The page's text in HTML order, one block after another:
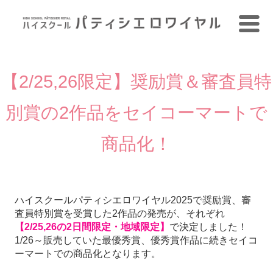
【2/25,26限定】奨励賞＆審査員特
別賞の2作品をセイコーマートで
商品化！
ハイスクールパティシエロワイヤル2025で奨励賞、審
査員特別賞を受賞した2作品の発売が、それぞれ
【2/25,26の2日間限定・地域限定】 で決定しました！
1/26～販売していた最優秀賞、優秀賞作品に続きセイコ
ーマートでの商品化となります。